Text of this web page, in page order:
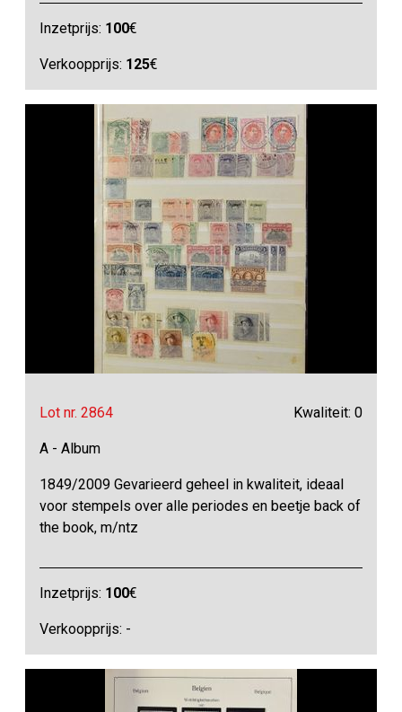
Inzetprijs: 100€
Verkoopprijs: 125€
Lot nr. 2864 Kwaliteit: 0
A - Album
1849/2009 Gevarieerd geheel in kwaliteit, ideaal
voor stempels over alle periodes en beetje back of
the book, m/ntz
Inzetprijs: 100€
Verkoopprijs: -